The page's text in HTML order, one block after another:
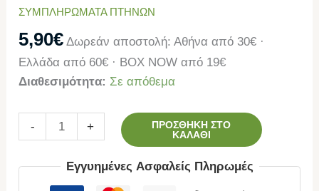
ΣΥΜΠΛΗΡΩΜΑΤΑ ΠΤΗΝΩΝ
5,90€ Δωρεάν αποστολή: Αθήνα από 30€ ·
Ελλάδα από 60€ · BOX NOW από 19€
Διαθεσιμότητα: Σε απόθεμα
- +
ΠΡΟΣΘΉΚΗ ΣΤΟ
ΚΑΛΆΘΙ
Εγγυημένες Ασφαλείς Πληρωμές